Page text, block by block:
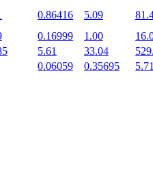
BTR-houders
0.86416 5.09
0.16999 1.00
5.61 33.04
0.06059 0.35695